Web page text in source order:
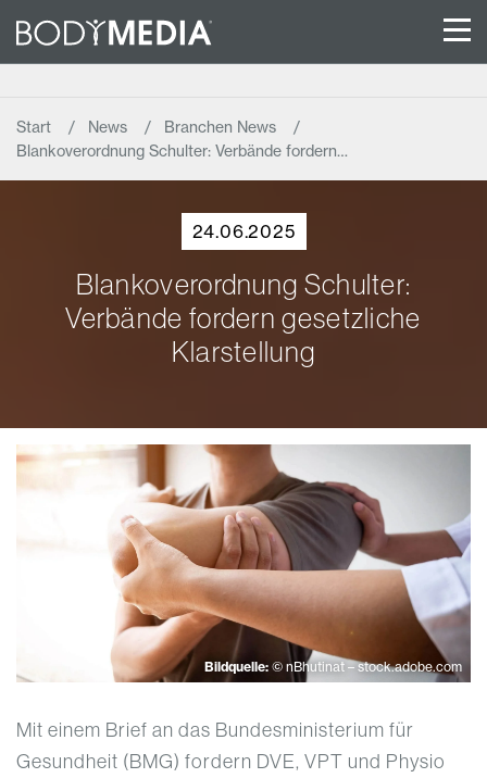
Start News
Branchen News
Blankoverordnung Schulter: Verbände fordern…
24.06.2025
Blankoverordnung Schulter:
Verbände fordern gesetzliche
Klarstellung
Bildquelle: © nBhutinat – stock.adobe.com
Mit einem Brief an das Bundesministerium für
Gesundheit (BMG) fordern DVE, VPT und Physio